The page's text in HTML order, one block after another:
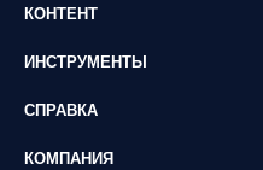
КОНТЕНТ
ИНСТРУМЕНТЫ
СПРАВКА
КОМПАНИЯ